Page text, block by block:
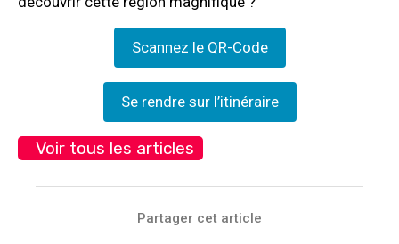
Scannez le QR-Code
Se rendre sur l’itinéraire
Voir tous les articles
Partager cet article